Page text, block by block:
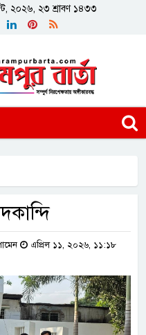
২০২৬, ২৩ শ্রাবণ ১৪৩৩
এপ্রিল ১১, ২০২৬, ১১:১৮